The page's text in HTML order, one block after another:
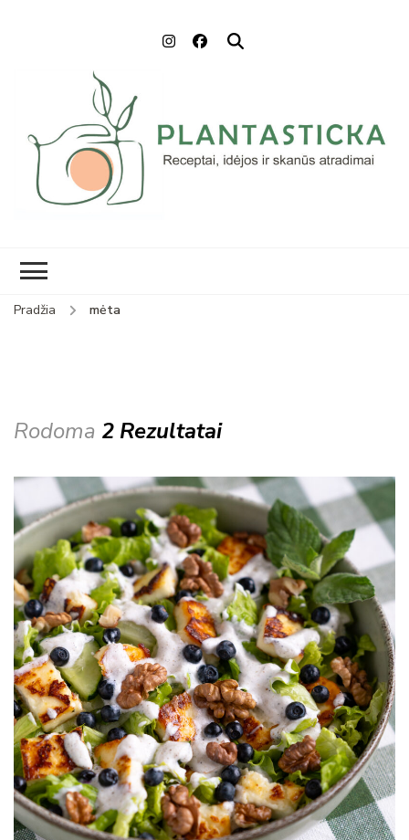
Pradžia mėta
Rodoma 2 Rezultatai